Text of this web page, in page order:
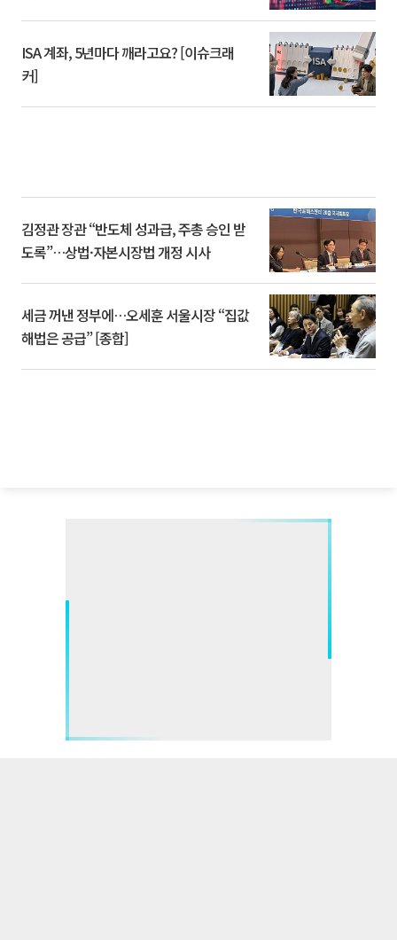
ISA 계좌, 5년마다 깨라고요? [이슈크래
커]
김정관 장관 “반도체 성과급, 주총 승인 받
도록”…상법·자본시장법 개정 시사
세금 꺼낸 정부에…오세훈 서울시장 “집값
해법은 공급” [종합]